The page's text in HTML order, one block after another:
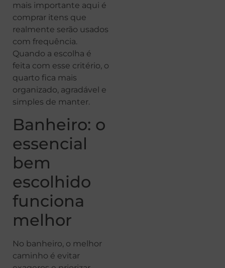
mais importante aqui é
comprar itens que
realmente serão usados
com frequência.
Quando a escolha é
feita com esse critério, o
quarto fica mais
organizado, agradável e
simples de manter.
Banheiro: o
essencial
bem
escolhido
funciona
melhor
No banheiro, o melhor
caminho é evitar